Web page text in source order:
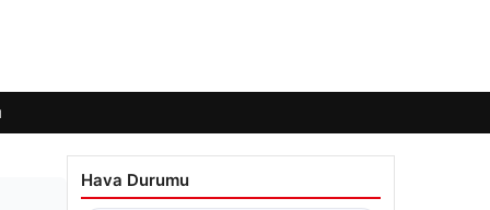
Hava Durumu